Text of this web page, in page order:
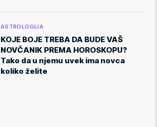
ASTROLOGIJA
KOJE BOJE TREBA DA BUDE VAŠ
NOVČANIK PREMA HOROSKOPU?
Tako da u njemu uvek ima novca
koliko želite